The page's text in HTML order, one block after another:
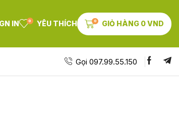
IN 0 YÊU THÍCH 0 GIỎ HÀNG 0VND
Gọi 097.99.55.150